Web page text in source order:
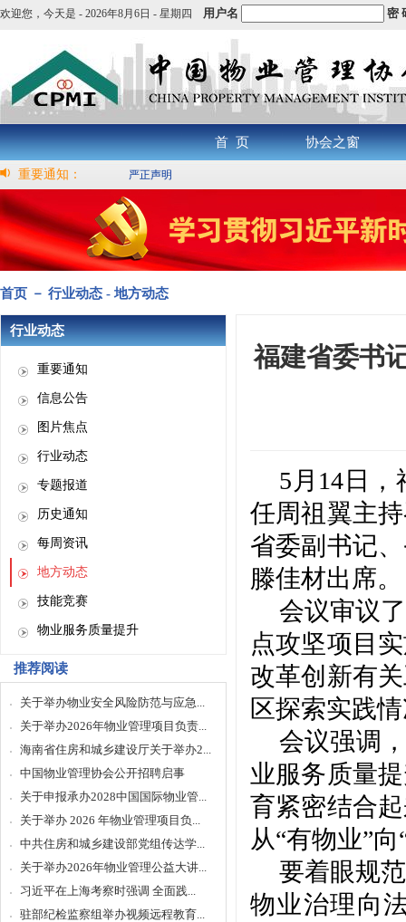
欢迎您， 今天是 - 2026年8月6日 - 星期四 用户名 密
首 页 协会之窗
重要通知： 严正声明
首页 － 行业动态 - 地方动态
行业动态
重要通知
信息公告
图片焦点
行业动态
专题报道
历史通知
每周资讯
地方动态
技能竞赛
物业服务质量提升
推荐阅读
关于举办物业安全风险防范与应急...
关于举办2026年物业管理项目负责...
海南省住房和城乡建设厅关于举办2...
中国物业管理协会公开招聘启事
关于申报承办2028中国国际物业管...
关于举办 2026 年物业管理项目负...
中共住房和城乡建设部党组传达学...
关于举办2026年物业管理公益大讲...
习近平在上海考察时强调 全面践...
驻部纪检监察组举办视频远程教育...
福建省委书
5月14日
任周祖翼主
省委副书记
滕佳材出席。
会议审议
点攻坚项目
改革创新有
区探索实践
会议强调
业服务质量
育紧密结合
从“有物业”
要着眼规
物业治理向